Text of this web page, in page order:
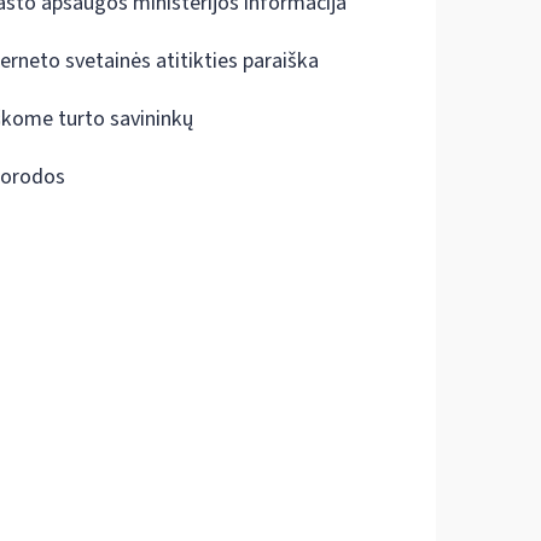
svetainės atitikties paraiška
turto savininkų